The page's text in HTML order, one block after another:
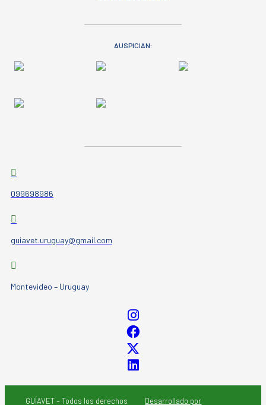
AUSPICIAN:
099698986
guiavet.uruguay@gmail.com
Montevideo – Uruguay
GUÍAVET – Todos los derechos Desarrollado por